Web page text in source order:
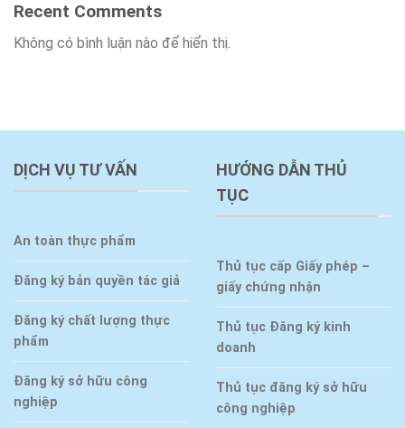
Recent Comments
Không có bình luận nào để hiển thị.
DỊCH VỤ TƯ VẤN
An toàn thực phẩm
Đăng ký bản quyền tác giả
Đăng ký chất lượng thực
phẩm
Đăng ký sở hữu công
nghiệp
HƯỚNG DẪN THỦ
TỤC
Thủ tục cấp Giấy phép –
giấy chứng nhận
Thủ tục Đăng ký kinh
doanh
Thủ tục đăng ký sở hữu
công nghiệp